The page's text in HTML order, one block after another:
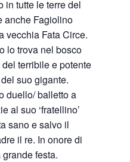
in tutte le terre del
anche Fagiolino
vecchia Fata Circe.
lo trova nel bosco
terribile e potente
suo gigante.
duello/ balletto a
al suo ‘fratellino’
sano e salvo il
il re. In onore di
festa.